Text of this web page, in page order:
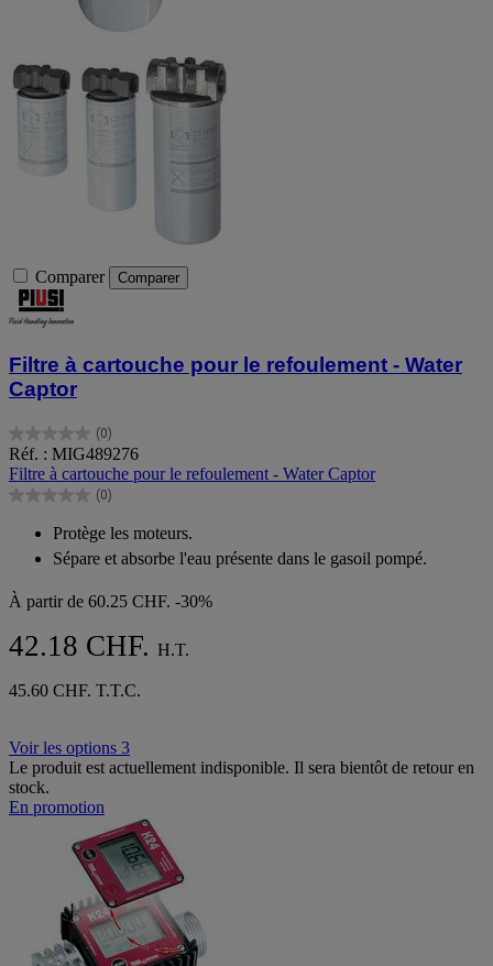
Comparer Comparer
Filtre à cartouche pour le refoulement - Water
Captor
(0)
0.0
sur
5
étoiles.
Réf. : MIG489276
Filtre à cartouche pour le refoulement - Water Captor
(0)
0.0
étoiles.
Protège les moteurs.
Sépare et absorbe l'eau présente dans le gasoil pompé.
À partir de 60.25 CHF. -30%
42.18 CHF. H.T.
45.60 CHF. T.T.C.
Voir les options 3
Le produit est actuellement indisponible. Il sera bientôt de retour en
stock.
En promotion